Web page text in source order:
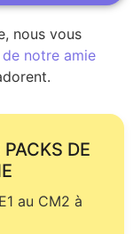
nous vous
notre amie
DE
au CM2 à